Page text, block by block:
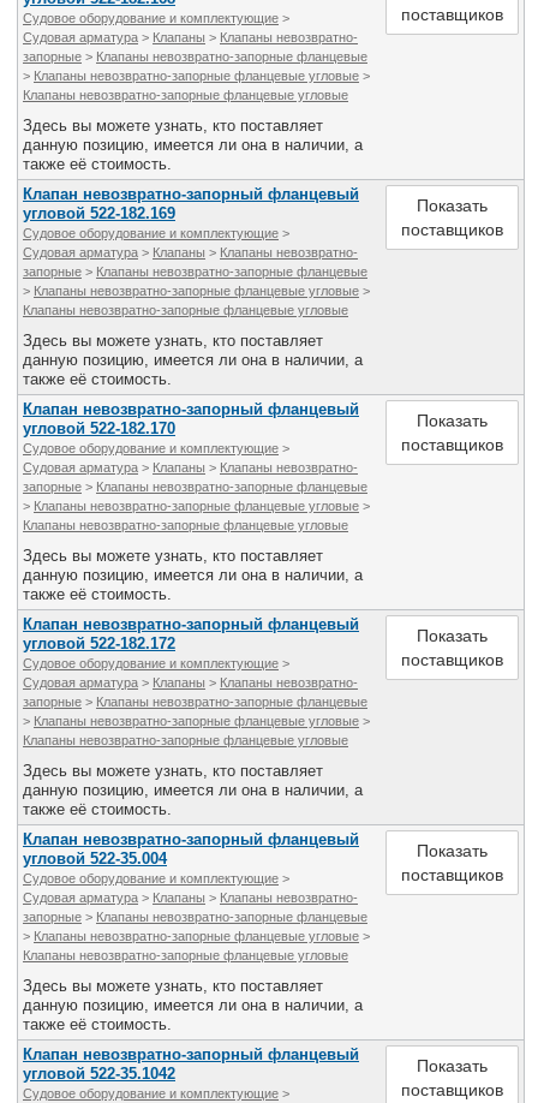
Судовое оборудование и комплектующие >
Судовая арматура > Клапаны > Клапаны невозвратно-
запорные > Клапаны невозвратно-запорные фланцевые
> Клапаны невозвратно-запорные фланцевые угловые >
Клапаны невозвратно-запорные фланцевые угловые
Здесь вы можете узнать, кто поставляет
данную позицию, имеется ли она в наличии, а
также её стоимость.
поставщиков
Клапан невозвратно-запорный фланцевый
угловой 522-182.169
Судовое оборудование и комплектующие >
Судовая арматура > Клапаны > Клапаны невозвратно-
запорные > Клапаны невозвратно-запорные фланцевые
> Клапаны невозвратно-запорные фланцевые угловые >
Клапаны невозвратно-запорные фланцевые угловые
Здесь вы можете узнать, кто поставляет
данную позицию, имеется ли она в наличии, а
также её стоимость.
Показать
поставщиков
Клапан невозвратно-запорный фланцевый
угловой 522-182.170
Судовое оборудование и комплектующие >
Судовая арматура > Клапаны > Клапаны невозвратно-
запорные > Клапаны невозвратно-запорные фланцевые
> Клапаны невозвратно-запорные фланцевые угловые >
Клапаны невозвратно-запорные фланцевые угловые
Здесь вы можете узнать, кто поставляет
данную позицию, имеется ли она в наличии, а
также её стоимость.
Показать
поставщиков
Клапан невозвратно-запорный фланцевый
угловой 522-182.172
Судовое оборудование и комплектующие >
Судовая арматура > Клапаны > Клапаны невозвратно-
запорные > Клапаны невозвратно-запорные фланцевые
> Клапаны невозвратно-запорные фланцевые угловые >
Клапаны невозвратно-запорные фланцевые угловые
Здесь вы можете узнать, кто поставляет
данную позицию, имеется ли она в наличии, а
также её стоимость.
Показать
поставщиков
Клапан невозвратно-запорный фланцевый
угловой 522-35.004
Судовое оборудование и комплектующие >
Судовая арматура > Клапаны > Клапаны невозвратно-
запорные > Клапаны невозвратно-запорные фланцевые
> Клапаны невозвратно-запорные фланцевые угловые >
Клапаны невозвратно-запорные фланцевые угловые
Здесь вы можете узнать, кто поставляет
данную позицию, имеется ли она в наличии, а
также её стоимость.
Показать
поставщиков
Клапан невозвратно-запорный фланцевый
угловой 522-35.1042
Судовое оборудование и комплектующие >
Показать
поставщиков